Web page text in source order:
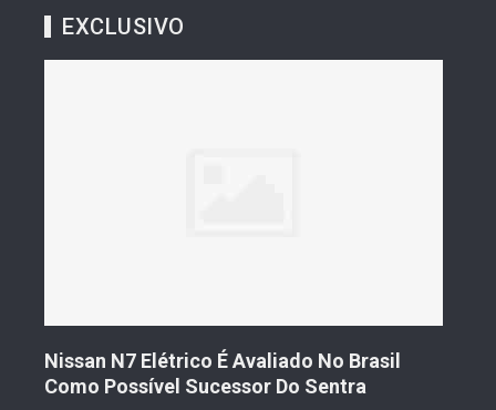
EXCLUSIVO
Nissan N7 Elétrico É Avaliado No Brasil
Como Possível Sucessor Do Sentra